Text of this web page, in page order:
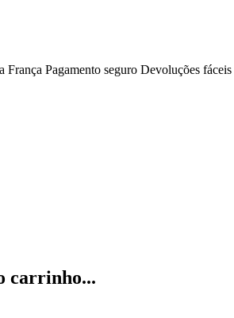
França Pagamento seguro Devoluções fáceis
carrinho...